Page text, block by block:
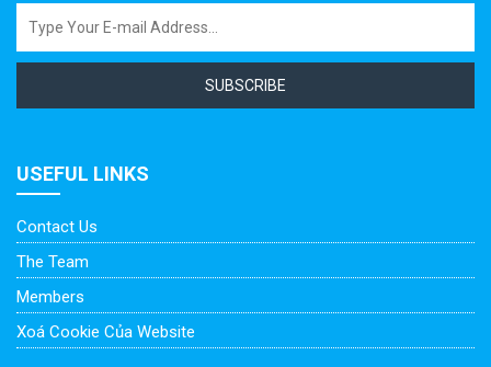
SUBSCRIBE
USEFUL LINKS
Contact Us
The Team
Members
Xoá Cookie Của Website